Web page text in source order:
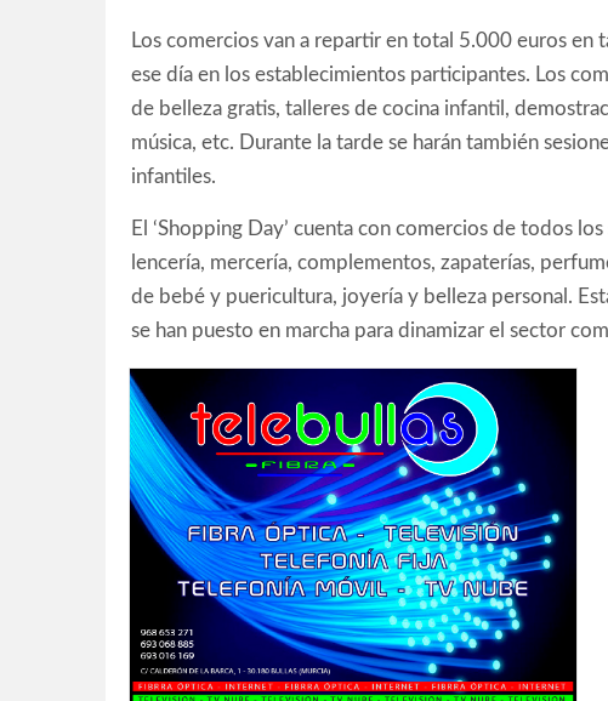
Los comercios van a repartir en total 5.000 euros en
ese día en los establecimientos participantes. Los
de belleza gratis, talleres de cocina infantil,
música, etc. Durante la tarde se harán también
infantiles.
El ‘Shopping Day’ cuenta con comercios de todos
lencería, mercería, complementos, zapaterías,
de bebé y puericultura, joyería y belleza personal.
se han puesto en marcha para dinamizar el sector